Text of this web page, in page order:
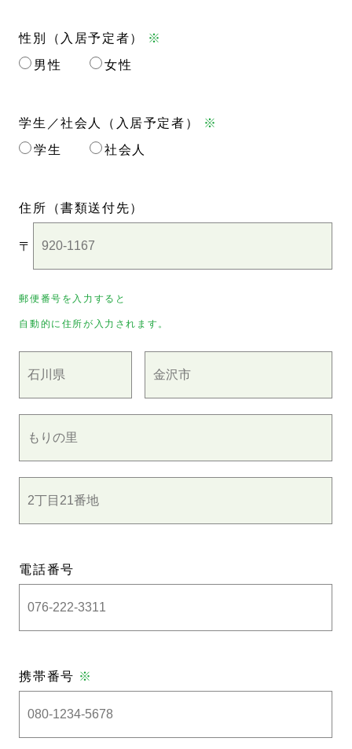
性別（入居予定者） ※
男性
女性
学生／社会人（入居予定者）
※
学生
社会人
住所 （書類送付先）
〒
郵便番号を入力すると
自動的に住所が入力されます。
電話番号
携帯番号 ※